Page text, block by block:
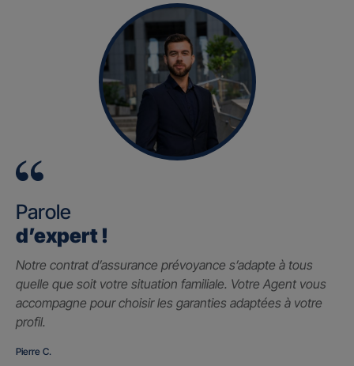
Parole
d’expert !
Notre contrat d’assurance prévoyance s’adapte à tous
quelle que soit votre situation familiale. Votre Agent vous
accompagne pour choisir les garanties adaptées à votre
profil.
Pierre C.